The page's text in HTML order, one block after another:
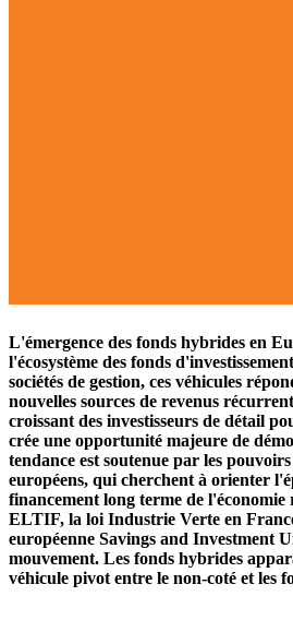
L'émergence des fonds hybrides en
l'écosystème des fonds
sociétés de gestion, ces véhicules
nouvelles sources de revenus
croissant des investisseurs de détail
crée une opportunité majeure de
tendance est soutenue par les
européens, qui cherchent à orienter
financement long terme de
ELTIF, la loi Industrie Verte en
européenne Savings and Investment
mouvement. Les fonds hybrides
véhicule pivot entre le non-coté et les